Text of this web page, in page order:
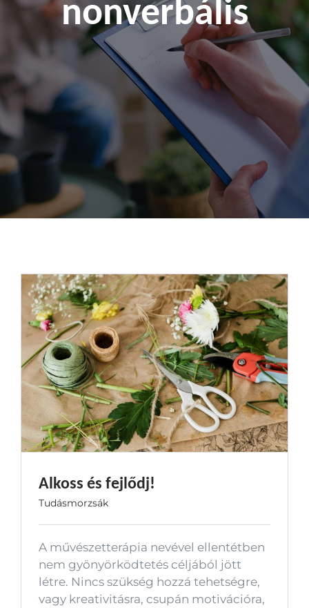
Kapcsolat
nonverbális
Alkoss és fejlődj!
Tudásmorzsák
A művészetterápia nevével ellentétben
nem gyönyörködtetés céljából jött
létre. Nincs szükség hozzá tehetségre,
vagy kreativitásra, csupán motivációra,